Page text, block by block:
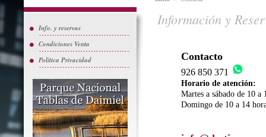
Info. y reservas
Condiciones Venta
Política Privacidad
Información y
Contacto
926 850 371
Horario de atención:
Martes a sábado de 10 a
Domingo de 10 a 14